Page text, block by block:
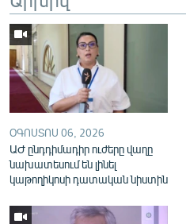
English
Русский
ՀԵՏԵՎԵՔ ՄԵԶ
ՕԳՈՍՏՈՍ 06, 2026
ԱԺ ընդդիմադիր ուժերը վաղը
նախատեսում են լինել
կաթողիկոսի դատական նիստին